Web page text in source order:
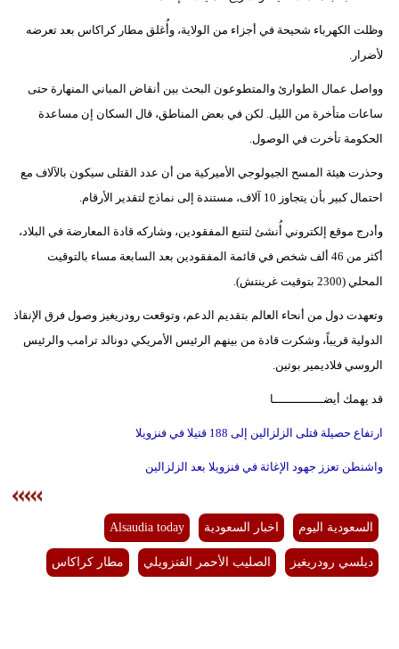
وظلت الكهرباء شحيحة في أجزاء من الولاية، وأُغلق مطار كراكاس بعد تعرضه
لأضرار.
وواصل عمال الطوارئ والمتطوعون البحث بين أنقاض المباني المنهارة حتى
ساعات متأخرة من الليل. لكن في بعض المناطق، قال السكان إن مساعدة
الحكومة تأخرت في الوصول.
وحذرت هيئة المسح الجيولوجي الأميركية من أن عدد القتلى سيكون بالآلاف مع
احتمال كبير بأن يتجاوز 10 آلاف، مستندة إلى نماذج لتقدير الأرقام.
وأدرج موقع إلكتروني أُنشئ لتتبع المفقودين، وشاركه قادة المعارضة في البلاد،
أكثر من 46 ألف شخص في قائمة المفقودين بعد السابعة مساء بالتوقيت
المحلي (2300 بتوقيت غرينتش).
وتعهدت دول من أنحاء العالم بتقديم الدعم، وتوقعت رودريغيز وصول فرق الإنقاذ
الدولية قريباً، وشكرت قادة من بينهم الرئيس الأمريكي دونالد ترامب والرئيس
الروسي فلاديمير بوتين.
قد يهمك أيضــــــــــــــا
ارتفاع حصيلة قتلى الزلزالين إلى 188 قتيلا في فنزويلا
واشنطن تعزز جهود الإغاثة في فنزويلا بعد الزلزالين
السعودية اليوم اخبار السعودية Alsaudia today
ديلسي رودريغيز الصليب الأحمر الفنزويلي مطار كراكاس